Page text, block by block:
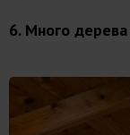
6. Много